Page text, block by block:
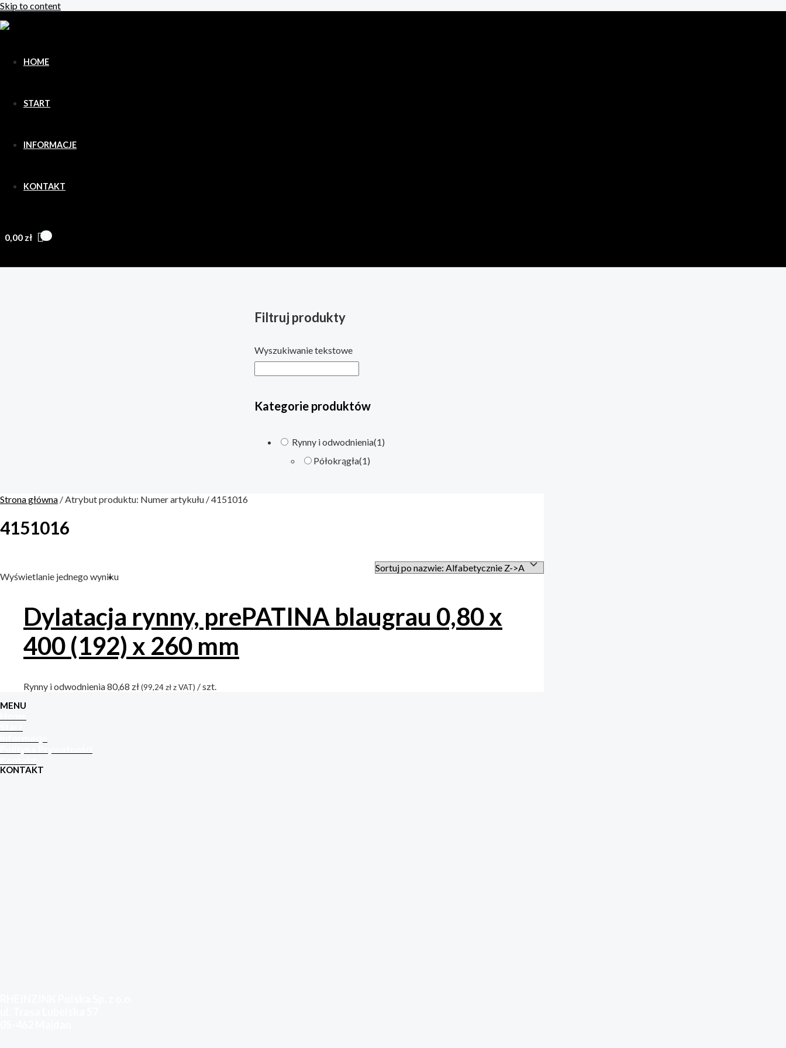
Skip to content
HOME
START
INFORMACJE
KONTAKT
0,00 zł
Filtruj produkty
Wyszukiwanie tekstowe
Kategorie produktów
Rynny i odwodnienia(1)
Półokrągła(1)
Strona główna / Atrybut produktu: Numer artykułu / 4151016
4151016
Rynny i odwodnienia(1)
Półokrągła(1)
Wyświetlanie jednego wyniku
Dylatacja rynny, prePATINA blaugrau 0,80 x
400 (192) x 260 mm
Rynny i odwodnienia80,68 zł(99,24złz VAT) / szt.
MENU
KONTAKT